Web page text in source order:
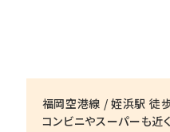
福岡空港線 / 姪浜駅 徒歩
コンビニやスーパーも